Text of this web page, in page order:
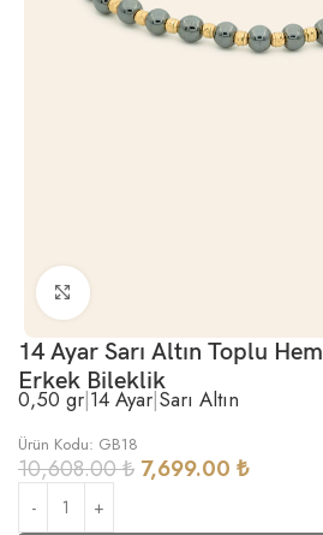
Büyütmek için tıklayın
14 Ayar Sarı Altın Toplu
Erkek Bileklik
0,50 gr|14 Ayar|Sarı Altın
Ürün Kodu: GB18
10,608.00₺ 7,699.00 ₺